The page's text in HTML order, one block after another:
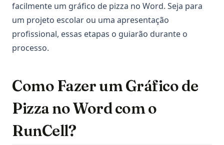
facilmente um gráfico de pizza no Word. Seja para
um projeto escolar ou uma apresentação
profissional, essas etapas o guiarão durante o
processo.
Como Fazer um Gráfico de
Pizza no Word com o
RunCell?